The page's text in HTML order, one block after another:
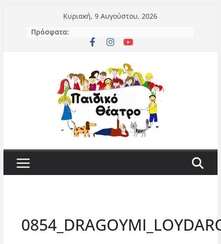
περιεχόμενο
Κυριακή, 9 Αυγούστου, 2026
Πρόσφατα: